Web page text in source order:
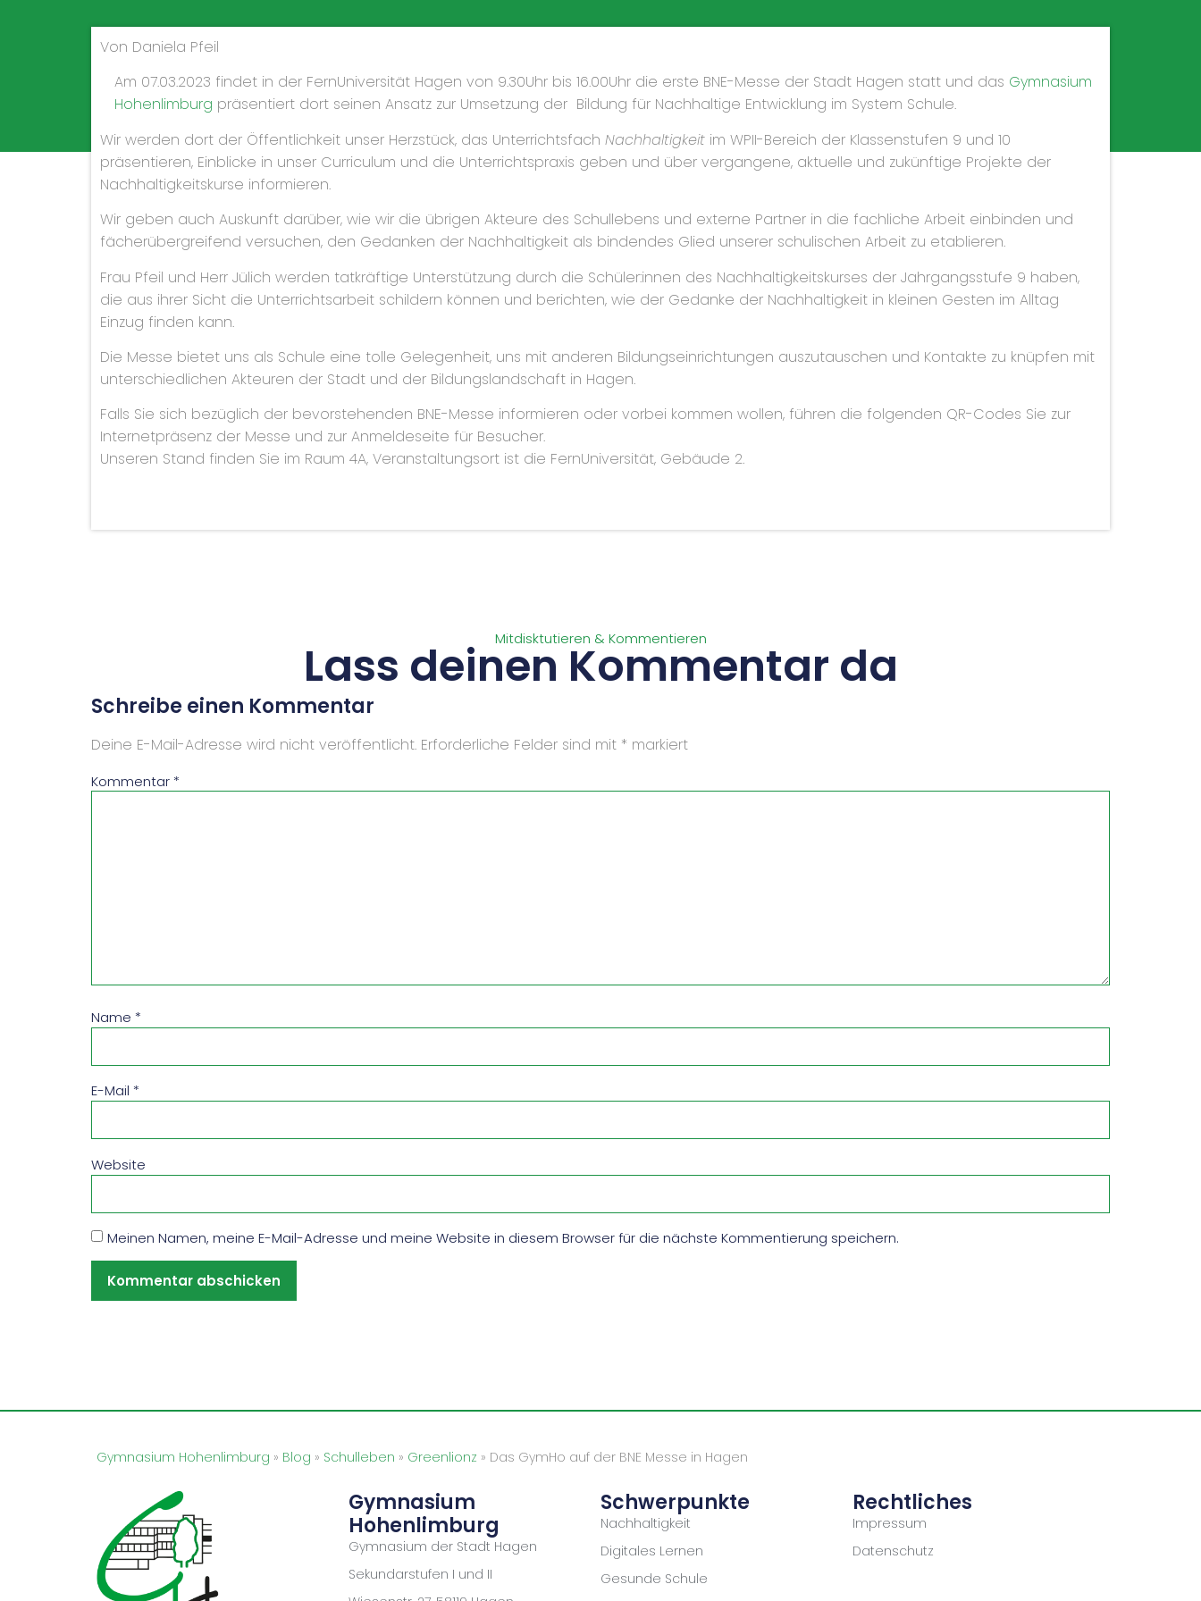
Von Daniela Pfeil
Am 07.03.2023 findet in der FernUniversität Hagen von 9.30Uhr bis 16.00Uhr die erste BNE-Messe der Stadt Hagen statt und das Gymnasium
Hohenlimburg präsentiert dort seinen Ansatz zur Umsetzung der Bildung für Nachhaltige Entwicklung im System Schule.
Wir werden dort der Öffentlichkeit unser Herzstück, das Unterrichtsfach Nachhaltigkeit im WPII-Bereich der Klassenstufen 9 und 10
präsentieren, Einblicke in unser Curriculum und die Unterrichtspraxis geben und über vergangene, aktuelle und zukünftige Projekte der
Nachhaltigkeitskurse informieren.
Wir geben auch Auskunft darüber, wie wir die übrigen Akteure des Schullebens und externe Partner in die fachliche Arbeit einbinden und
fächerübergreifend versuchen, den Gedanken der Nachhaltigkeit als bindendes Glied unserer schulischen Arbeit zu etablieren.
Frau Pfeil und Herr Jülich werden tatkräftige Unterstützung durch die Schüler:innen des Nachhaltigkeitskurses der Jahrgangsstufe 9 haben,
die aus ihrer Sicht die Unterrichtsarbeit schildern können und berichten, wie der Gedanke der Nachhaltigkeit in kleinen Gesten im Alltag
Einzug finden kann.
Die Messe bietet uns als Schule eine tolle Gelegenheit, uns mit anderen Bildungseinrichtungen auszutauschen und Kontakte zu knüpfen mit
unterschiedlichen Akteuren der Stadt und der Bildungslandschaft in Hagen.
Falls Sie sich bezüglich der bevorstehenden BNE-Messe informieren oder vorbei kommen wollen, führen die folgenden QR-Codes Sie zur
Internetpräsenz der Messe und zur Anmeldeseite für Besucher.
Unseren Stand finden Sie im Raum 4A, Veranstaltungsort ist die FernUniversität, Gebäude 2.
Mitdisktutieren & Kommentieren
Lass deinen Kommentar da
Schreibe einen Kommentar
Deine E-Mail-Adresse wird nicht veröffentlicht. Erforderliche Felder sind mit * markiert
Kommentar *
Name *
E-Mail *
Website
Meinen Namen, meine E-Mail-Adresse und meine Website in diesem Browser für die nächste Kommentierung speichern.
Gymnasium Hohenlimburg » Blog » Schulleben » Greenlionz » Das GymHo auf der BNE Messe in Hagen
Gymnasium
Hohenlimburg
Gymnasium der Stadt Hagen
Sekundarstufen I und II
Schwerpunkte
Nachhaltigkeit
Digitales Lernen
Gesunde Schule
Rechtliches
Impressum
Datenschutz